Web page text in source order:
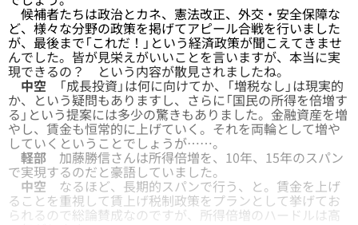
候補者たちは政治とカネ、憲法改正、外交・安全保障な
ど、様々な分野の政策を掲げてアピール合戦を行いました
が、最後まで「これだ！」という経済政策が聞こえてきませ
んでした。皆が見栄えがいいことを言いますが、本当に実
現できるの？ という内容が散見されましたね。
中空 「成長投資」は何に向けてか、「増税なし」は現実的
か、という疑問もありますし、さらに「国民の所得を倍増す
る」という提案には多少の驚きもありました。金融資産を増
やし、賃金も恒常的に上げていく。それを両輪として増や
していくということでしょうが……。
軽部 加藤勝信さんは所得倍増を、10年、15年のスパン
で実現するのだと豪語していました。
中空 なるほど、長期的スパンで行う、と。賃金を上げ
ることを重視して賃上げ税制政策をプランとして挙げてお
られるので総論賛成なのですが、所得倍増のハードルは高